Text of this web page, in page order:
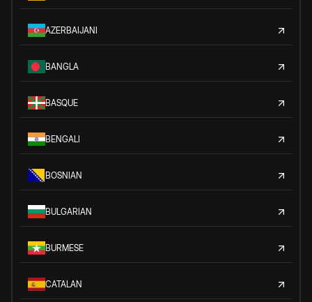
AZERBAIJANI
BANGLA
BASQUE
BENGALI
BOSNIAN
BULGARIAN
BURMESE
CATALAN